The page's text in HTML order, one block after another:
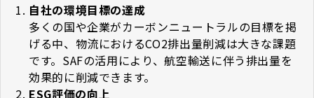
自社の環境目標の達成
多くの国や企業がカーボンニュートラルの目標を掲
げる中、物流におけるCO2排出量削減は大きな課題
です。SAFの活用により、航空輸送に伴う排出量を
効果的に削減できます。
ESG評価の向上